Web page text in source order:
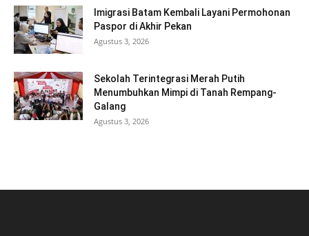
Imigrasi Batam Kembali Layani Permohonan
Paspor di Akhir Pekan
Agustus 3, 2026
Sekolah Terintegrasi Merah Putih
Menumbuhkan Mimpi di Tanah Rempang-
Galang
Agustus 3, 2026